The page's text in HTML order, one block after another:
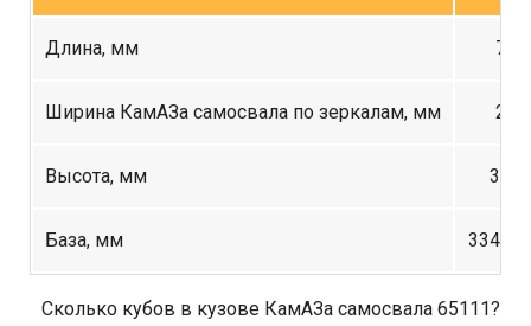
Длина, мм
Ширина КамАЗа самосвала по зеркалам, мм
Высота, мм
База, мм
Сколько кубов в кузове КамАЗа самосвала 65111?